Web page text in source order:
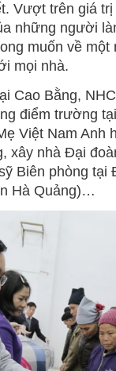
Vượt trên giá
những người
muốn về một
mọi nhà.
Cao Bằng,
điểm trường
Việt Nam Anh
xây nhà Đại
Biên phòng tại
Hà Quảng)…